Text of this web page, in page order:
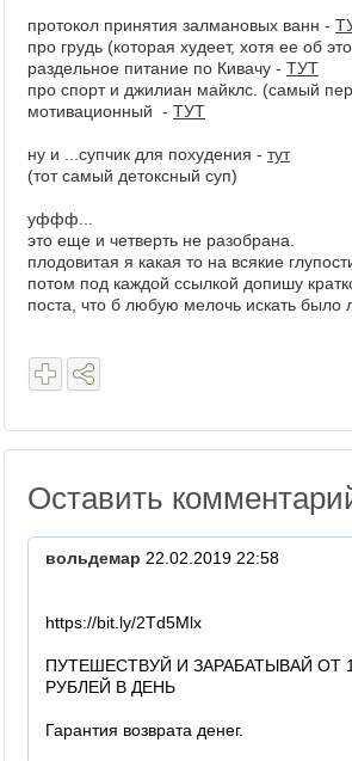
протокол принятия залмановых ванн -
про грудь (которая худеет, хотя ее об
раздельное питание по Кивачу - ТУТ
про спорт и джилиан майклс. (самый
мотивационный - ТУТ
ну и ...супчик для похудения - тут
(тот самый детоксный суп)
уффф...
это еще и четверть не разобрана.
плодовитая я какая то на всякие
потом под каждой ссылкой допишу
поста, что б любую мелочь искать было
Оставить
вольдемар 22.02.2019 22:58
https://bit.ly/2Td5Mlx
ПУТЕШЕСТВУЙ И ЗАРАБАТЫВАЙ ОТ
РУБЛЕЙ В ДЕНЬ
Гарантия возврата денег.